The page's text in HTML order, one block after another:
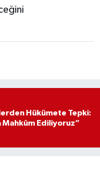
Hükümete Tepki:
Mahkûm Ediliyoruz”